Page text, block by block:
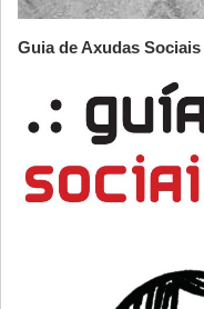
Guia de Axudas Sociais